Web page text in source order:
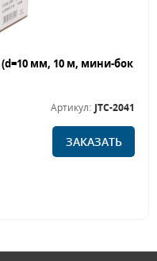
Артикул: JTC-2041
ЗАКАЗАТЬ